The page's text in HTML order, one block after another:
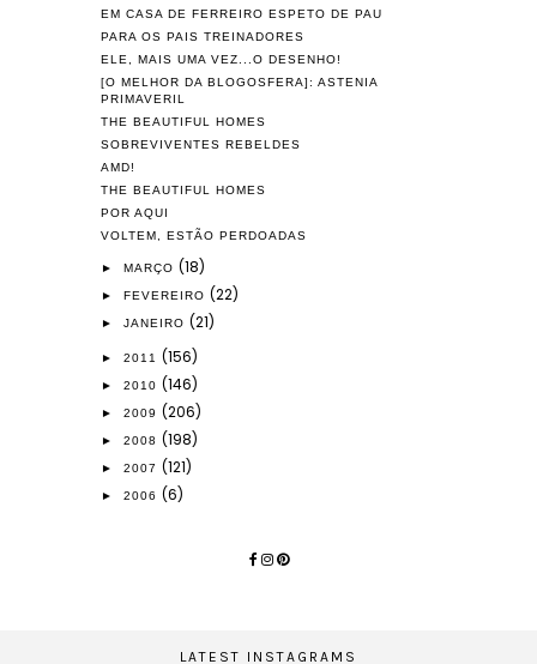
EM CASA DE FERREIRO ESPETO DE PAU
PARA OS PAIS TREINADORES
ELE, MAIS UMA VEZ...O DESENHO!
[O MELHOR DA BLOGOSFERA]: ASTENIA
PRIMAVERIL
THE BEAUTIFUL HOMES
SOBREVIVENTES REBELDES
AMD!
THE BEAUTIFUL HOMES
POR AQUI
VOLTEM, ESTÃO PERDOADAS
► MARÇO (18)
► FEVEREIRO (22)
► JANEIRO (21)
► 2011 (156)
► 2010 (146)
► 2009 (206)
► 2008 (198)
► 2007 (121)
► 2006 (6)
LATEST INSTAGRAMS